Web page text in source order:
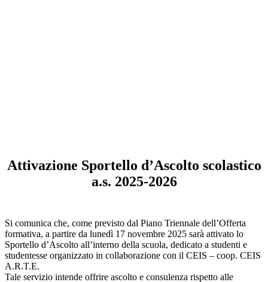
Attivazione Sportello d’Ascolto scolastico
a.s. 2025-2026
Si comunica che, come previsto dal Piano Triennale dell’Offerta
formativa, a partire da lunedì 17 novembre 2025 sarà attivato lo
Sportello d’Ascolto all’interno della scuola, dedicato a studenti e
studentesse organizzato in collaborazione con il CEIS – coop. CEIS
A.R.T.E.
Tale servizio intende offrire ascolto e consulenza rispetto alle